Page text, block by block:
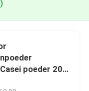
poeder 200B